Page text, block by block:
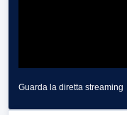
Guarda la diretta streaming